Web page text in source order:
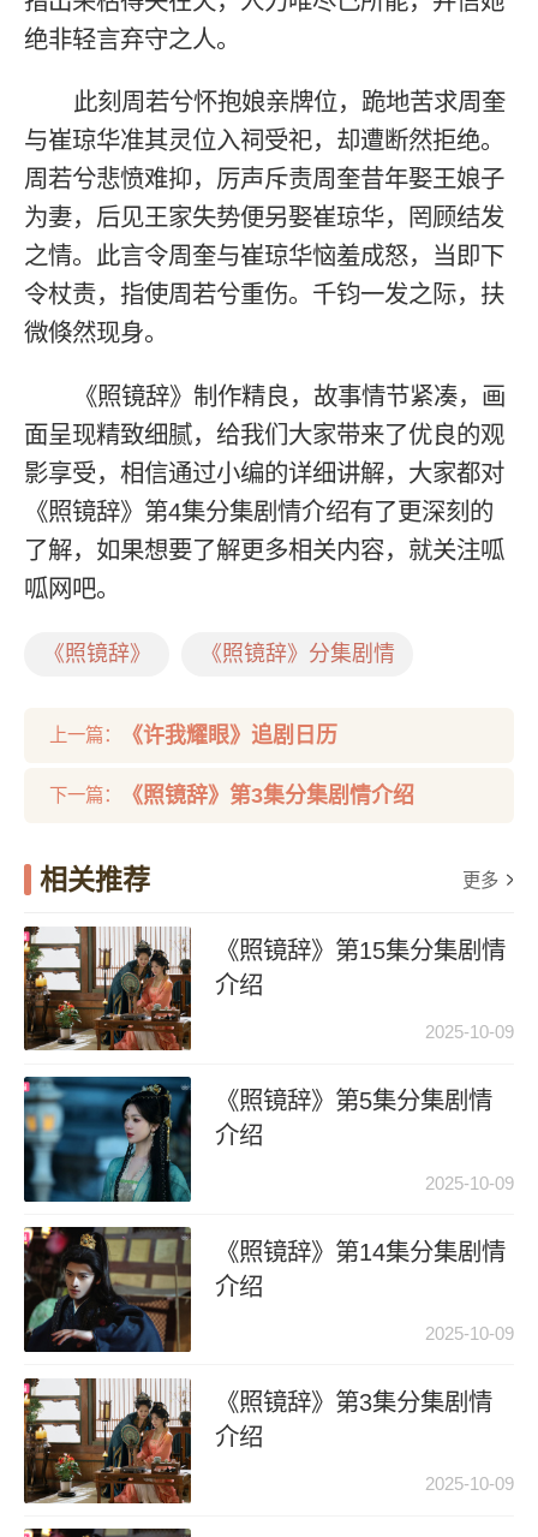
绝非轻言弃守之人。
此刻周若兮怀抱娘亲牌位，跪地苦求周奎
与崔琼华准其灵位入祠受祀，却遭断然拒绝。
周若兮悲愤难抑，厉声斥责周奎昔年娶王娘子
为妻，后见王家失势便另娶崔琼华，罔顾结发
之情。此言令周奎与崔琼华恼羞成怒，当即下
令杖责，指使周若兮重伤。千钧一发之际，扶
微倏然现身。
《照镜辞》制作精良，故事情节紧凑，画
面呈现精致细腻，给我们大家带来了优良的观
影享受，相信通过小编的详细讲解，大家都对
《照镜辞》第4集分集剧情介绍有了更深刻的
了解，如果想要了解更多相关内容，就关注呱
呱网吧。
《照镜辞》 《照镜辞》分集剧情
上一篇： 《许我耀眼》追剧日历
下一篇： 《照镜辞》第3集分集剧情介绍
相关推荐 更多
《照镜辞》第15集分集剧情
介绍
2025-10-09
《照镜辞》第5集分集剧情
介绍
2025-10-09
《照镜辞》第14集分集剧情
介绍
2025-10-09
《照镜辞》第3集分集剧情
介绍
2025-10-09